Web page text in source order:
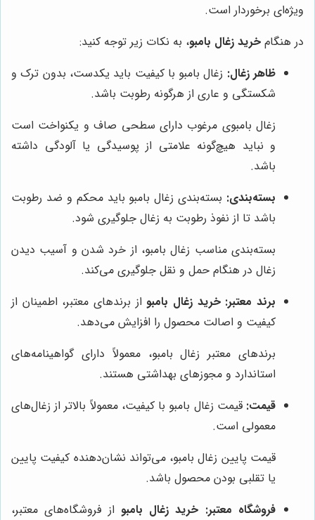
ویژه‌ای برخوردار است.
در هنگام خرید زغال بامبو، به نکات زیر توجه کنید:
ظاهر زغال: زغال بامبو با کیفیت باید یکدست، بدون ترک و
شکستگی و عاری از هرگونه رطوبت باشد.
زغال بامبوی مرغوب دارای سطحی صاف و یکنواخت است
و نباید هیچ‌گونه علامتی از پوسیدگی یا آلودگی داشته
باشد.
بسته‌بندی: بسته‌بندی زغال بامبو باید محکم و ضد رطوبت
باشد تا از نفوذ رطوبت به زغال جلوگیری شود.
بسته‌بندی مناسب زغال بامبو، از خرد شدن و آسیب دیدن
زغال در هنگام حمل و نقل جلوگیری می‌کند.
برند معتبر: خرید زغال بامبو از برندهای معتبر، اطمینان از
کیفیت و اصالت محصول را افزایش می‌دهد.
برندهای معتبر زغال بامبو، معمولاً دارای گواهینامه‌های
استاندارد و مجوزهای بهداشتی هستند.
قیمت: قیمت زغال بامبو با کیفیت، معمولاً بالاتر از زغال‌های
معمولی است.
قیمت پایین زغال بامبو، می‌تواند نشان‌دهنده کیفیت پایین
یا تقلبی بودن محصول باشد.
فروشگاه معتبر: خرید زغال بامبو از فروشگاه‌های معتبر،